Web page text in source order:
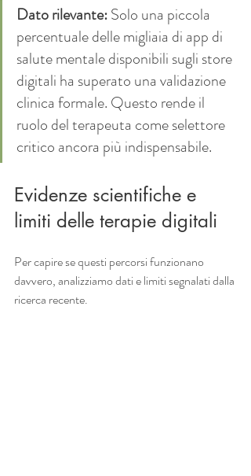
Dato rilevante: Solo una piccola
percentuale delle migliaia di app di
salute mentale disponibili sugli store
digitali ha superato una validazione
clinica formale. Questo rende il
ruolo del terapeuta come selettore
critico ancora più indispensabile.
Evidenze scientifiche e
limiti delle terapie digitali
Per capire se questi percorsi funzionano
davvero, analizziamo dati e limiti segnalati dalla
ricerca recente.